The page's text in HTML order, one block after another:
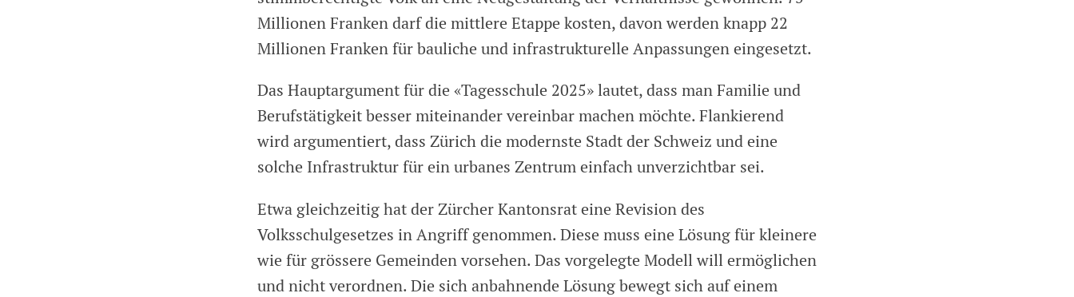
Millionen Franken darf die mittlere Etappe kosten, davon werden knapp 22
Millionen Franken für bauliche und infrastrukturelle Anpassungen eingesetzt.
Das Hauptargument für die «Tagesschule 2025» lautet, dass man Familie und
Berufstätigkeit besser miteinander vereinbar machen möchte. Flankierend
wird argumentiert, dass Zürich die modernste Stadt der Schweiz und eine
solche Infrastruktur für ein urbanes Zentrum einfach unverzichtbar sei.
Etwa gleichzeitig hat der Zürcher Kantonsrat eine Revision des
Volksschulgesetzes in Angriff genommen. Diese muss eine Lösung für kleinere
wie für grössere Gemeinden vorsehen. Das vorgelegte Modell will ermöglichen
und nicht verordnen. Die sich anbahnende Lösung bewegt sich auf einem